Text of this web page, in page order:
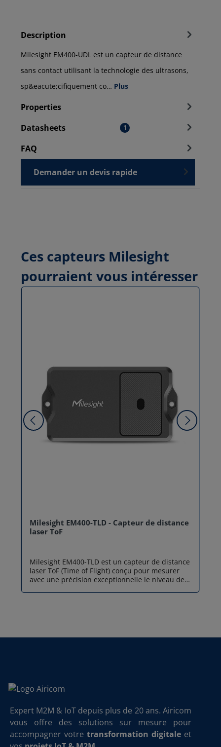
Description
Milesight EM400-UDL est un capteur de distance
sans contact utilisant la technologie des ultrasons,
sp&eacute;cifiquement co… Plus
Properties
Datasheets
1
FAQ
Demander un devis rapide
Ces capteurs Milesight
pourraient vous intéresser
Milesight EM400-TLD - Capteur de distance
laser ToF
Milesight EM400-TLD est un capteur de distance
laser ToF (Time of Flight) conçu pour mesurer
avec une précision exceptionnelle le niveau de
détection d’anomalies thermiques telles que le
risque d’incendie dans les bacs, tandis que son
l’ouverture du couvercle ou l’inclinaison du
conteneur. EM400-TLD est disponible en deux
versions de communication : LoRaWAN®, pour
une transmission longue portée jusqu’à 15 km,
Expert M2M & IoT depuis plus de 20 ans. Airicom
vous offre des solutions sur mesure pour
accompagner votre transformation digitale et